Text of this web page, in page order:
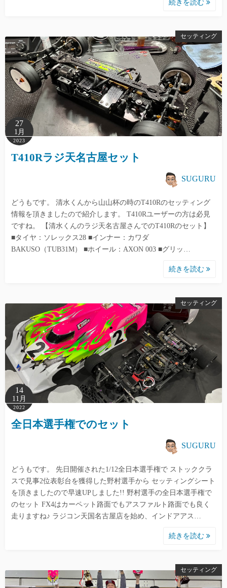
続きを読む
セッティング
27
1月
2023
T410Rラジ天名古屋セット
SUGURU
どうもです。 清水くんから山山杯の時のT410Rのセッティング
情報を頂きましたので紹介します。 T410Rユーザーの方は必見
ですね。 【清水くんのラジ天名古屋さんでのT410Rのセット】
■タイヤ：ソレックス28 ■インナー：カワダ
BAKUSO（TUB31M） ■ホイール：AXON 003 ■グリッ…
続きを読む
セッティング
14
11月
2022
全日本選手権でのセット
SUGURU
どうもです。 先日開催された1/12全日本選手権で ストッククラ
スで見事2位表彰台を獲得した野村選手から セッティングシート
を頂きましたので早速UPしました!! 野村選手の全日本選手権で
のセット FX4はカーペット路面でもアスファルト路面でも良く
走りますね♪ ラジコン天国名古屋店を始め、インドアアス…
続きを読む
セッティング